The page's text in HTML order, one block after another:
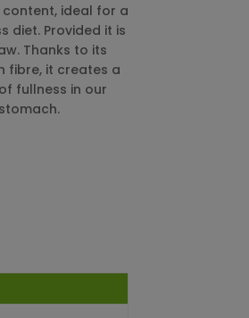
content, ideal for a
diet. Provided it is
Thanks to its
fibre, it creates a
fullness in our
stomach.